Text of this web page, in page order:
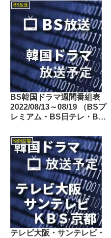
BS放送
BS韓国ドラマ週間番組表
2022/08/13～08/19 （BSプ
レミアム・BS日テレ・BS
東・BSフジ）
KBS京都
テレビ大阪・サンテレビ・